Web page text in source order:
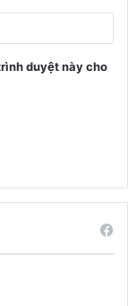
duyệt này cho